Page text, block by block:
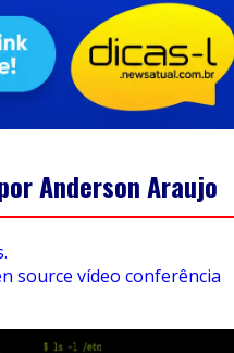
RSS
Anderson Araujo
source vídeo conferência